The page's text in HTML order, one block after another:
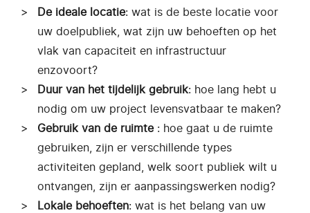
De ideale locatie: wat is de beste locatie voor
uw doelpubliek, wat zijn uw behoeften op het
vlak van capaciteit en infrastructuur
enzovoort?
Duur van het tijdelijk gebruik: hoe lang hebt u
nodig om uw project levensvatbaar te maken?
Gebruik van de ruimte : hoe gaat u de ruimte
gebruiken, zijn er verschillende types
activiteiten gepland, welk soort publiek wilt u
ontvangen, zijn er aanpassingswerken nodig?
Lokale behoeften: wat is het belang van uw